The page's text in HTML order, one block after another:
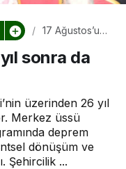
17 Ağustos’un
sonra da
hafızalarda
sonra da
üzerinden 26 yıl
Merkez üssü
deprem
dönüşüm ve
Şehircilik ...